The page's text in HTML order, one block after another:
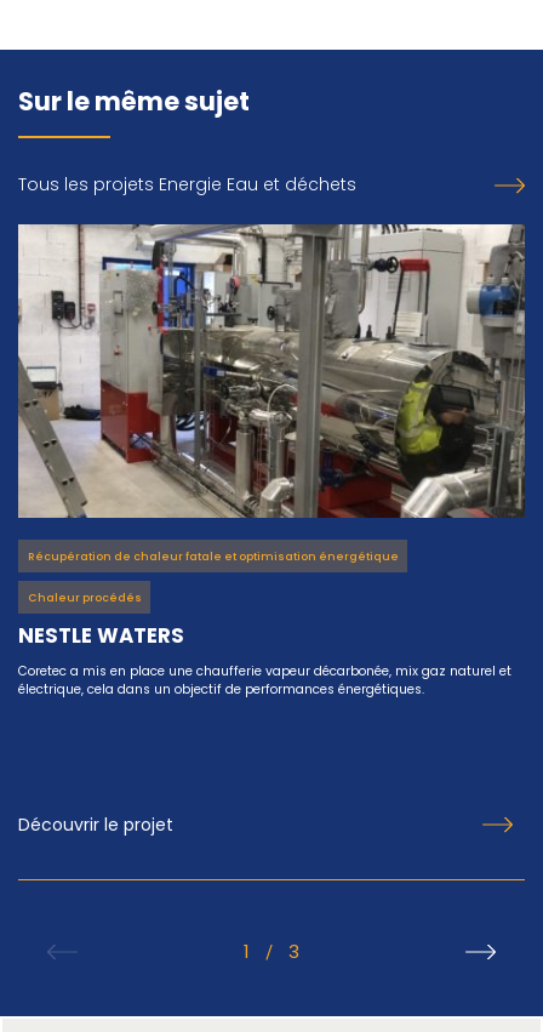
Sur le même sujet
Tous les projets Energie Eau et déchets
Récupération de chaleur fatale et optimisation énergétique
Chaleur procédés
NESTLE WATERS
Coretec a mis en place une chaufferie vapeur décarbonée, mix gaz naturel et
électrique, cela dans un objectif de performances énergétiques.
Découvrir le projet
1 / 3